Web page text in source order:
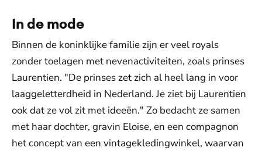
In de mode
Binnen de koninklijke familie zijn er veel royals
zonder toelagen met nevenactiviteiten, zoals prinses
Laurentien. "De prinses zet zich al heel lang in voor
laaggeletterdheid in Nederland. Je ziet bij Laurentien
ook dat ze vol zit met ideeën." Zo bedacht ze samen
met haar dochter, gravin Eloise, en een compagnon
het concept van een vintagekledingwinkel, waarvan